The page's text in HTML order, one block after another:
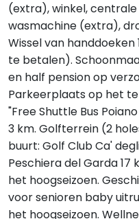
(extra), winkel,
wasmachine (extra),
Wissel van
te betalen).
en half pension op
Parkeerplaats op het
"Free Shuttle Bus
3 km. Golfterrein (2
buurt: Golf Club Ca'
Peschiera del Garda 17
het hoogseizoen.
voor senioren baby
het hoogseizoen.